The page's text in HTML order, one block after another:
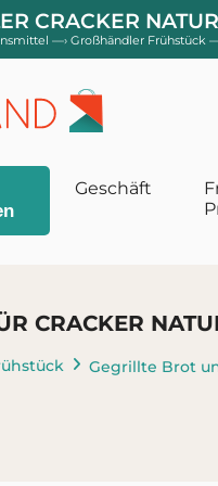
CRACKER
—› Großhändler Frühstück
Toiletten und
Geschäft
CRACKER
Gegrillte Brot